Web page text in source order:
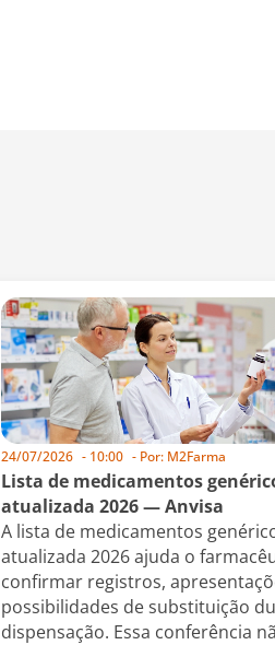
24/07/2026 - 10:00 - Por: M2Farma
Lista de medicamentos
atualizada 2026 — Anvisa
A lista de medicamentos
atualizada 2026 ajuda o
confirmar registros,
possibilidades de substituição
dispensação. Essa conferência